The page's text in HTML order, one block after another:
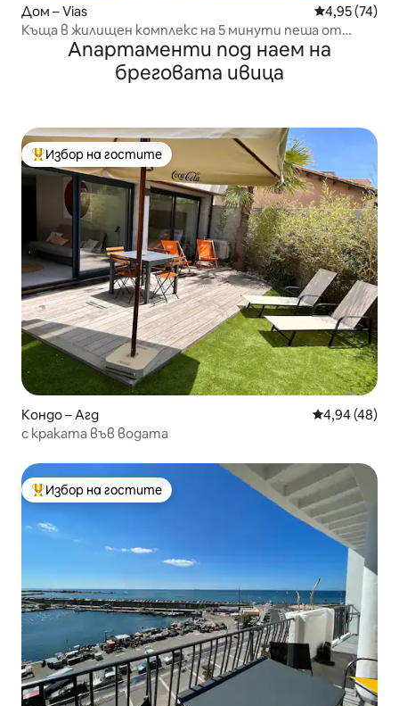
Дом – Vias Средна
4,95 (74)
Къща в жилищен комплекс на 5 минути пеша от
моретоАпартаменти под наем на
бреговата ивица
Най-популярен избор на гостите
Избор на гостите
Кондо – Агд Средна
4,94 (48)
с краката във водата
Най-популярен избор на гостите
Избор на гостите